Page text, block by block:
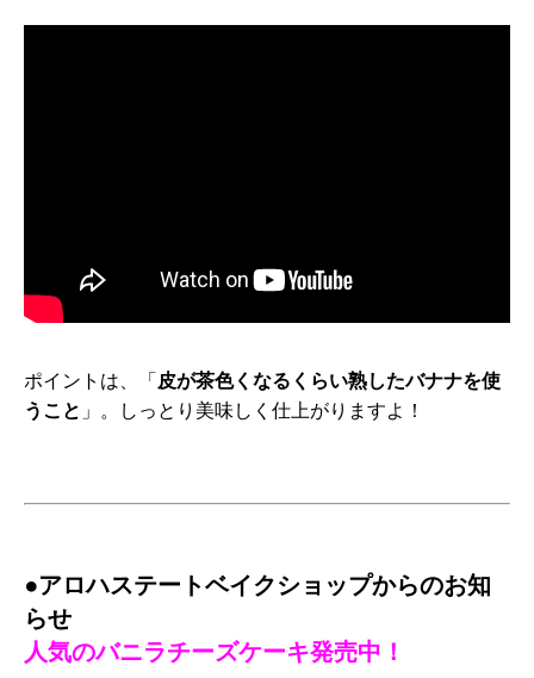
ポイントは、「皮が茶色くなるくらい熟したバナナを使
うこと 」。しっとり美味しく仕上がりますよ！
●アロハステートベイクショップからのお知
らせ
人気のバニラチーズケーキ発売中！